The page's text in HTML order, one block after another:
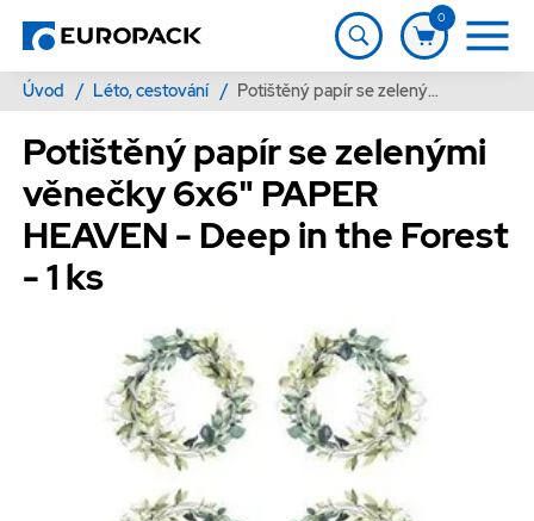
0
Úvod / Léto, cestování / Potištěný papír se zelenými věnečky 6x6" PAPER HEAVEN - Deep in the Forest - 1 ks
Potištěný papír se zelenými
věnečky 6x6" PAPER
HEAVEN - Deep in the Forest
- 1 ks